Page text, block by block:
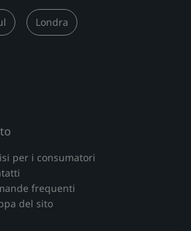
Londra
per i consumatori
frequenti
del sito